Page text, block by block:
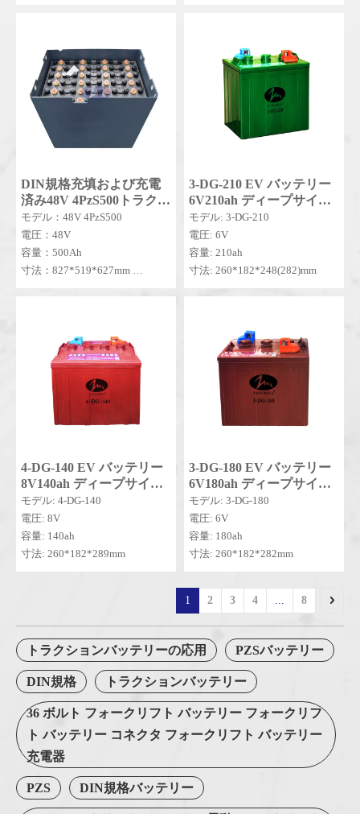
DIN規格充填および充電
済み48V 4PzS500トラクシ
ョンバッテリー
モデル：48V 4PzS500
電圧：48V
容量：500Ah
寸法：827*519*627mm
3-DG-210 EV バッテリー
6V210ah ディープサイク
ルヘビーデューティ AGM
電気自動車ゴルフカート
バッテリー 210ah
モデル: 3-DG-210
電圧: 6V
容量: 210ah
寸法: 260*182*248(282)mm
4-DG-140 EV バッテリー
8V140ah ディープサイク
ルヘビーデューティ AGM
電気自動車ゴルフカート
バッテリー 140ah
モデル: 4-DG-140
電圧: 8V
容量: 140ah
寸法: 260*182*289mm
3-DG-180 EV バッテリー
6V180ah ディープサイク
ルヘビーデューティ AGM
電気自動車ゴルフカート
バッテリー 180ah
モデル: 3-DG-180
電圧: 6V
容量: 180ah
寸法: 260*182*282mm
1 2 3 4 ... 8
トラクションバッテリーの応用 PZSバッテリー
DIN規格 トラクションバッテリー
36 ボルト フォークリフト バッテリー フォークリフ
ト バッテリー コネクタ フォークリフト バッテリー
充電器
PZS DIN規格バッテリー